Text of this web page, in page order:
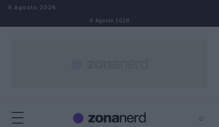
Salta al contenuto
9 Agosto 2026
9 Agosto 2026
⌕